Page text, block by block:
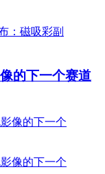
的下一个赛道